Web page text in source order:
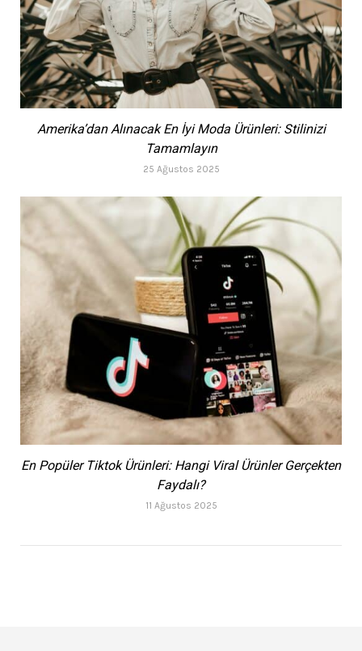
Amerika’dan Alınacak En İyi Moda Ürünleri: Stilinizi
Tamamlayın
25 Ağustos 2025
En Popüler Tiktok Ürünleri: Hangi Viral Ürünler Gerçekten
Faydalı?
11 Ağustos 2025